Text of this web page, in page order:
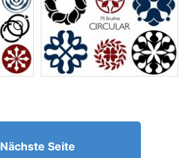
Nächste Seite